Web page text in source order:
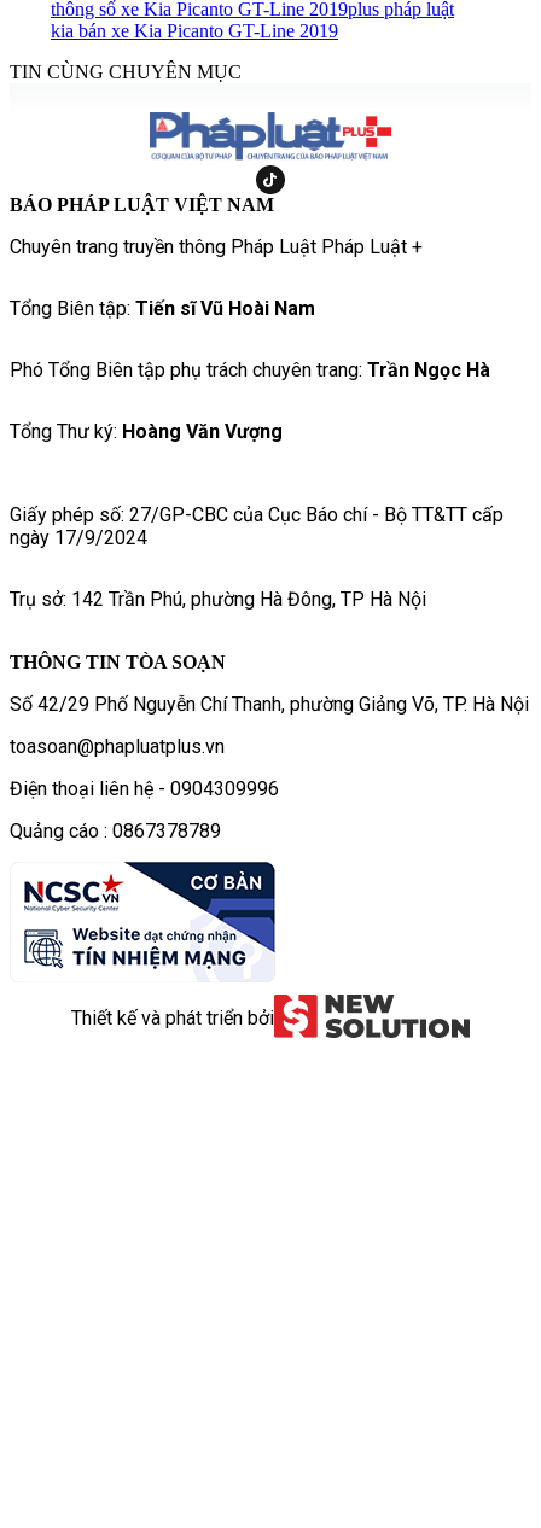
thông số xe Kia Picanto GT-Line 2019plus pháp luật
kia bán xe Kia Picanto GT-Line 2019
TIN CÙNG CHUYÊN MỤC
BÁO PHÁP LUẬT VIỆT NAM
Chuyên trang truyền thông Pháp Luật Pháp Luật +
Tổng Biên tập: Tiến sĩ Vũ Hoài Nam
Phó Tổng Biên tập phụ trách chuyên trang: Trần Ngọc Hà
Tổng Thư ký: Hoàng Văn Vượng
Giấy phép số: 27/GP-CBC của Cục Báo chí - Bộ TT&TT cấp
ngày 17/9/2024
Trụ sở: 142 Trần Phú, phường Hà Đông, TP Hà Nội
THÔNG TIN TÒA SOẠN
Số 42/29 Phố Nguyễn Chí Thanh, phường Giảng Võ, TP. Hà Nội
toasoan@phapluatplus.vn
Điện thoại liên hệ - 0904309996
Quảng cáo : 0867378789
Thiết kế và phát triển bởi